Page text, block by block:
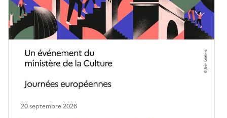
20 septembre 2026